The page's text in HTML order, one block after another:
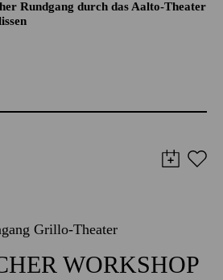
Rundgang durch das Aalto-Theater
Grillo-Theater
WORKSHOP